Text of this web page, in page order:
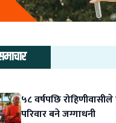
५८ वर्षपछि
परिवार बने जग्गाधनी